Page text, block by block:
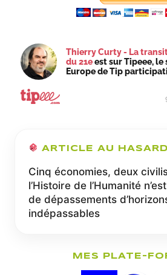
SA
POSITION
Thierry Curty - La
du 21eest sur Tipeee, le
Europe de Tip
ARTICLE AU HASARD
Cinq économies, deux
l’Histoire de l’Humanité
de dépassements
indépassables
MES PLATE-